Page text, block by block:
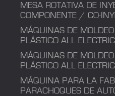
MESA ROTATIVA DE
COMPONENTE / CO-
MÁQUINAS DE
PLÁSTICO ALL
MÁQUINAS DE
PLÁSTICO ALL
MÁQUINA PARA LA
PARACHOQUES DE